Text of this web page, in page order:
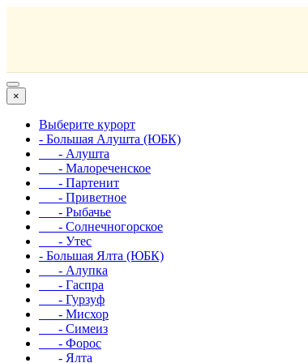
×
Выберите курорт
- Большая Алушта (ЮБК)
- Алушта
- Малореченское
- Партенит
- Приветное
- Рыбачье
- Солнечногорское
- Утес
- Большая Ялта (ЮБК)
- Алупка
- Гаспра
- Гурзуф
- Мисхор
- Симеиз
- Форос
- Ялта